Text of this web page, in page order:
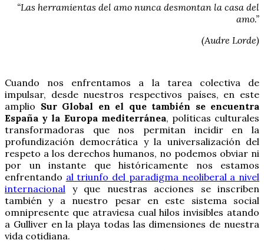
“Las herramientas del amo nunca desmontan la casa del
amo.”
(Audre Lorde)
Cuando nos enfrentamos a la tarea colectiva de
impulsar, desde nuestros respectivos países, en este
amplio Sur Global en el que también se encuentra
España y la Europa mediterránea, políticas culturales
transformadoras que nos permitan incidir en la
profundización democrática y la universalización del
respeto a los derechos humanos, no podemos obviar ni
por un instante que históricamente nos estamos
enfrentando al triunfo del paradigma neoliberal a nivel
internacional y que nuestras acciones se inscriben
también y a nuestro pesar en este sistema social
omnipresente que atraviesa cual hilos invisibles atando
a Gulliver en la playa todas las dimensiones de nuestra
vida cotidiana.